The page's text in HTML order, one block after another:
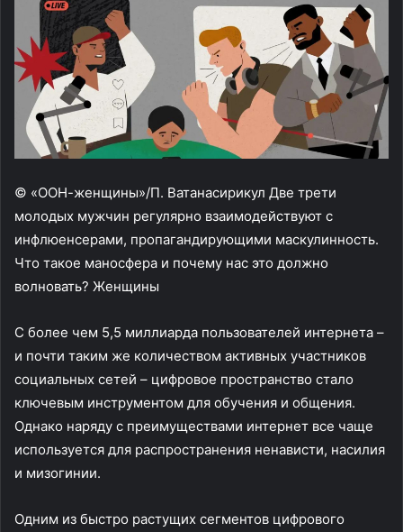
© «ООН-женщины»/П. Ватанасирикул Две трети
молодых мужчин регулярно взаимодействуют с
инфлюенсерами, пропагандирующими маскулинность.
Что такое маносфера и почему нас это должно
волновать? Женщины
С более чем 5,5 миллиарда пользователей интернета –
и почти таким же количеством активных участников
социальных сетей – цифровое пространство стало
ключевым инструментом для обучения и общения.
Однако наряду с преимуществами интернет все чаще
используется для распространения ненависти, насилия
и мизогинии.
Одним из быстро растущих сегментов цифрового